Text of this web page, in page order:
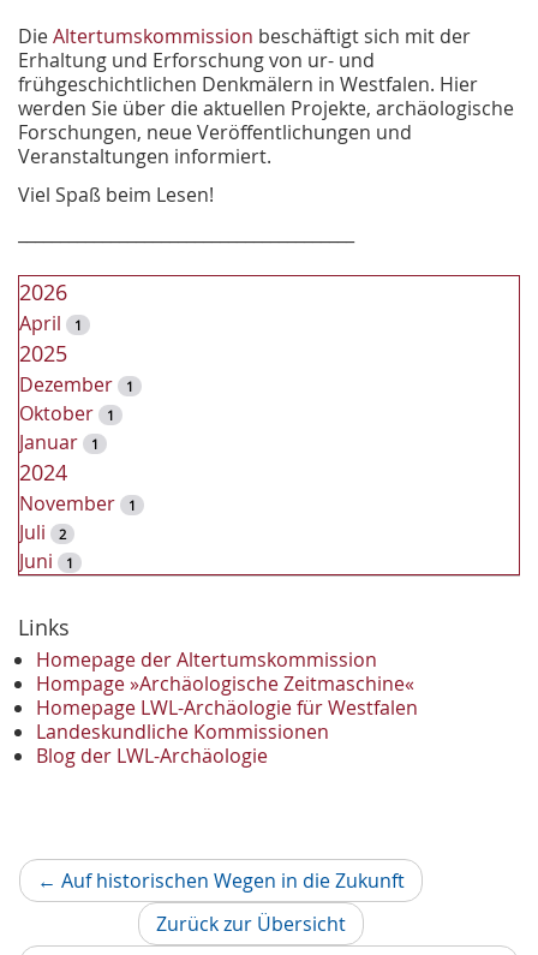
DieAltertumskommission beschäftigt sich mit der
Erhaltung und Erforschung von ur- und
frühgeschichtlichen Denkmälern in Westfalen. Hier
werden Sie über die aktuellen Projekte, archäologische
Forschungen, neue Veröffentlichungen und
Veranstaltungen informiert.
Viel Spaß beim Lesen!
2026
April 1
2025
Dezember 1
Oktober 1
Januar 1
2024
November 1
Juli 2
Juni 1
Dezember
November 2
Oktober 1
September 2
August 1
Mai 1
2022
Oktober 1
1
Juni 1
Links
Homepage der Altertumskommission
Hompage »Archäologische Zeitmaschine«
Homepage LWL-Archäologie für Westfalen
Landeskundliche Kommissionen
Blog der LWL-Archäologie
← Auf historischen Wegen in die ZukunftVorheriger
Artikel
Zurück zur Übersicht